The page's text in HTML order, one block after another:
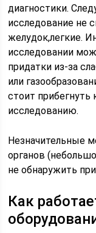
диагностики.
исследование не
желудок,легкие.
исследовании
придатки из-за
или
стоит прибегнуть
исследованию.
Незначительные
органов
не обнаружить
Как